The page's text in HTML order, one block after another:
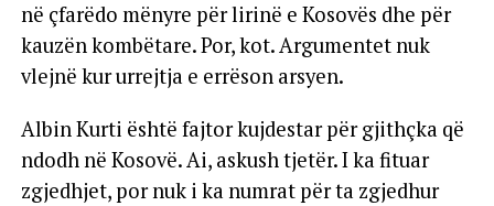
në çfarëdo mënyre për lirinë e Kosovës dhe për
kauzën kombëtare. Por, kot. Argumentet nuk
vlejnë kur urrejtja e errëson arsyen.
Albin Kurti është fajtor kujdestar për gjithçka që
ndodh në Kosovë. Ai, askush tjetër. I ka fituar
zgjedhjet, por nuk i ka numrat për ta zgjedhur